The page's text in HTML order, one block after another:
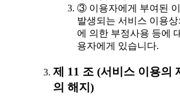
③ 이용자에게 부여된
발생되는 서비스 이용
에 의한 부정사용 등에
용자에게 있습니다.
제 11 조 (서비스 이용의
의 해지)